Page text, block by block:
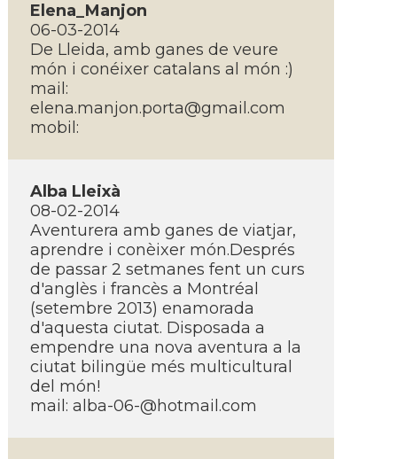
Elena_Manjon
06-03-2014
De Lleida, amb ganes de veure
món i conéixer catalans al món :)
mail:
elena.manjon.porta@gmail.com
mobil:
Alba Lleixà
08-02-2014
Aventurera amb ganes de viatjar,
aprendre i conèixer món.Després
de passar 2 setmanes fent un curs
d'anglès i francès a Montréal
(setembre 2013) enamorada
d'aquesta ciutat. Disposada a
empendre una nova aventura a la
ciutat bilingüe més multicultural
del món!
mail: alba-06-@hotmail.com